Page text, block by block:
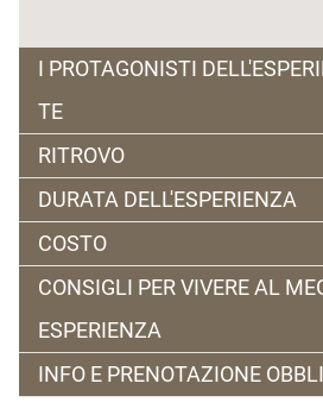
I PROTAGONISTI
TE
Denise della Fattoria Didattica
RITROVO
Fattoria Didattica Maso Simoni
Tregiovo di Novella
DURATA DELL'ESPERIENZA
1 ora e 30 circa
COSTO
CONSIGLI PER VIVERE AL
ESPERIENZA
abbigliamento comodo
INFO E PRENOTAZIONE